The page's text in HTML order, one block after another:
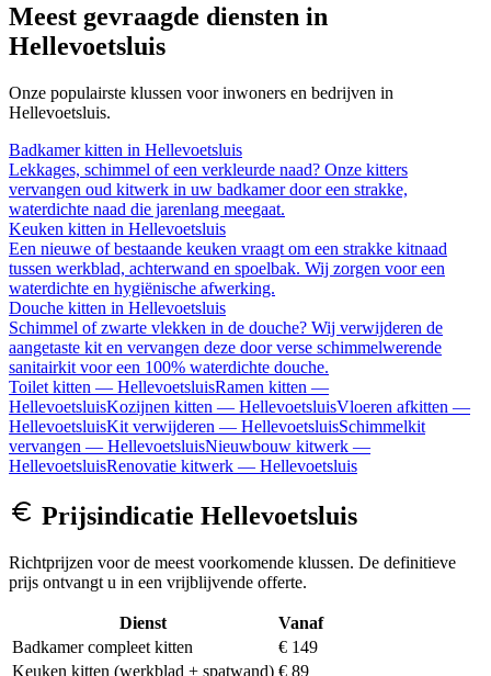
Meest gevraagde diensten in
Hellevoetsluis
Onze populairste klussen voor inwoners en bedrijven in
Hellevoetsluis.
Badkamer kitten in Hellevoetsluis
Lekkages, schimmel of een verkleurde naad? Onze kitters
vervangen oud kitwerk in uw badkamer door een strakke,
waterdichte naad die jarenlang meegaat.
Keuken kitten in Hellevoetsluis
Een nieuwe of bestaande keuken vraagt om een strakke kitnaad
tussen werkblad, achterwand en spoelbak. Wij zorgen voor een
waterdichte en hygiënische afwerking.
Douche kitten in Hellevoetsluis
Schimmel of zwarte vlekken in de douche? Wij verwijderen de
aangetaste kit en vervangen deze door verse schimmelwerende
sanitairkit voor een 100% waterdichte douche.
Toilet kitten — HellevoetsluisRamen kitten —
HellevoetsluisKozijnen kitten — HellevoetsluisVloeren afkitten —
HellevoetsluisKit verwijderen — HellevoetsluisSchimmelkit
vervangen — HellevoetsluisNieuwbouw kitwerk —
HellevoetsluisRenovatie kitwerk — Hellevoetsluis
Prijsindicatie Hellevoetsluis
Richtprijzen voor de meest voorkomende klussen. De definitieve
prijs ontvangt u in een vrijblijvende offerte.
Dienst
Vanaf
Badkamer compleet kitten
€ 149
Keuken kitten (werkblad + spatwand) € 89